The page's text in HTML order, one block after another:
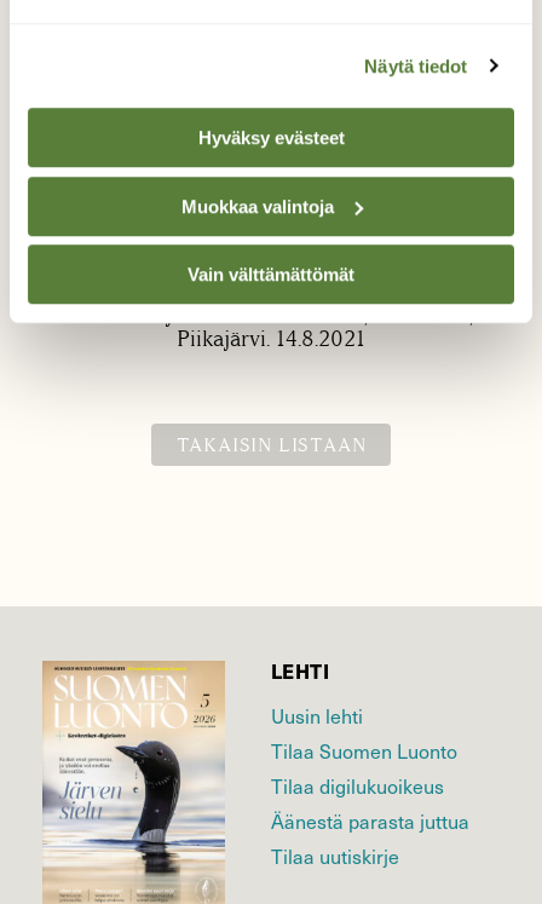
Näytä tiedot
Hyväksy evästeet
Muokkaa valintoja
Vain välttämättömät
Mänty.
Mänty Piikajärven rannalla.
Valokuvaaja: Maarit Pietiläinen, Kokemäki,
Piikajärvi. 14.8.2021
TAKAISIN LISTAAN
LEHTI
Uusin lehti
Tilaa Suomen Luonto
Tilaa digilukuoikeus
Äänestä parasta juttua
Tilaa uutiskirje